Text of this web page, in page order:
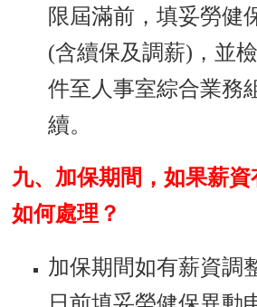
限屆滿前，填妥勞健
(含續保及調薪)，並
件至人事室綜合業務
續。
九、加保期間，如果薪
如何處理？
加保期間如有薪資調